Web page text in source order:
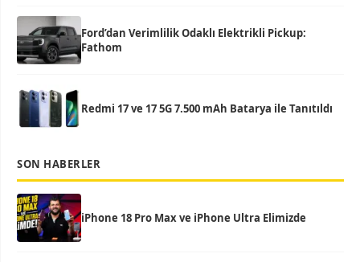
Ford’dan Verimlilik Odaklı Elektrikli Pickup:
Fathom
Redmi 17 ve 17 5G 7.500 mAh Batarya ile Tanıtıldı
SON HABERLER
iPhone 18 Pro Max ve iPhone Ultra Elimizde